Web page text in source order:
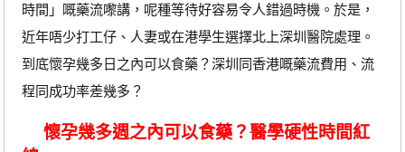
時間」嘅藥流嚟講，呢種等待好容易令人錯過時機。於是，
近年唔少打工仔、人妻或在港學生選擇北上深圳醫院處理。
到底懷孕幾多日之內可以食藥？深圳同香港嘅藥流費用、流
程同成功率差幾多？
懷孕幾多週之內可以食藥？醫學硬性時間紅